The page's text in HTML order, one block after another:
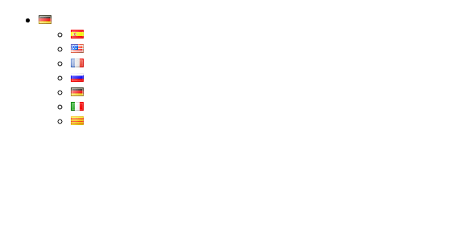
Condorchem